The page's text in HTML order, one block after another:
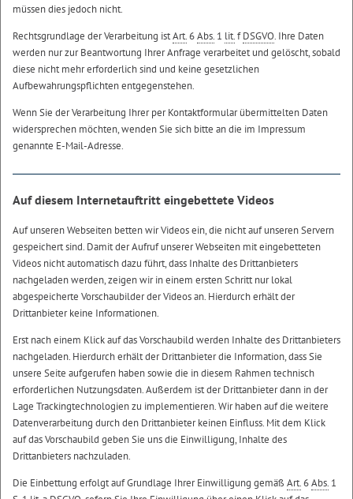
müssen dies jedoch nicht.
Rechtsgrundlage der Verarbeitung istArt.6Abs. 1 lit.fDSGVO. Ihre Daten
werden nur zur Beantwortung Ihrer Anfrage verarbeitet und gelöscht, sobald
diese nicht mehr erforderlich sind und keine gesetzlichen
Aufbewahrungspflichten entgegenstehen.
Wenn Sie der Verarbeitung Ihrer per Kontaktformular übermittelten Daten
widersprechen möchten, wenden Sie sich bitte an die im Impressum
genannte E-Mail-Adresse.
Auf diesem Internetauftritt eingebettete Videos
Auf unseren Webseiten betten wir Videos ein, die nicht auf unseren Servern
gespeichert sind. Damit der Aufruf unserer Webseiten mit eingebetteten
Videos nicht automatisch dazu führt, dass Inhalte des Drittanbieters
nachgeladen werden, zeigen wir in einem ersten Schritt nur lokal
abgespeicherte Vorschaubilder der Videos an. Hierdurch erhält der
Drittanbieter keine Informationen.
Erst nach einem Klick auf das Vorschaubild werden Inhalte des Drittanbieters
nachgeladen. Hierdurch erhält der Drittanbieter die Information, dass Sie
unsere Seite aufgerufen haben sowie die in diesem Rahmen technisch
erforderlichen Nutzungsdaten. Außerdem ist der Drittanbieter dann in der
Lage Trackingtechnologien zu implementieren. Wir haben auf die weitere
Datenverarbeitung durch den Drittanbieter keinen Einfluss. Mit dem Klick
auf das Vorschaubild geben Sie uns die Einwilligung, Inhalte des
Drittanbieters nachzuladen.
Die Einbettung erfolgt auf Grundlage Ihrer Einwilligung gemäß Art.6Abs. 1